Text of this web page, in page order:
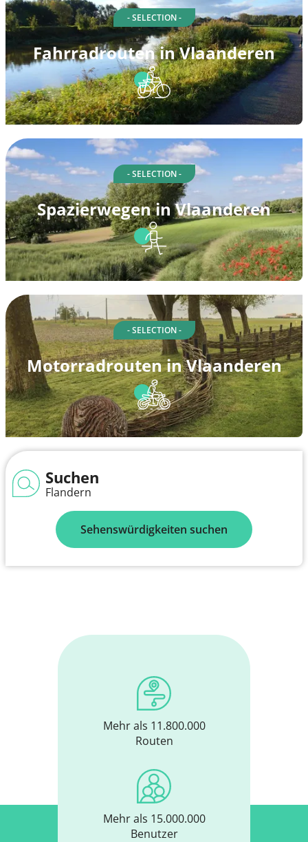
- SELECTION -
Fahrradrouten in Vlaanderen
- SELECTION -
Spazierwegen in Vlaanderen
- SELECTION -
Motorradrouten in Vlaanderen
Suchen
Flandern
Sehenswürdigkeiten suchen
Mehr als 11.800.000
Routen
Mehr als 15.000.000
Benutzer